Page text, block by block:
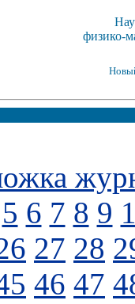
физико-
5 6 7 8 9
27 28
46 47